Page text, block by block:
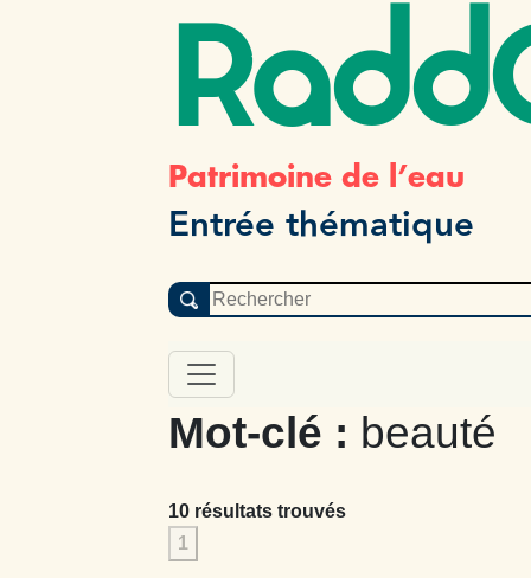
Patrimoine de l’eau
Entrée thématique
Mot-clé : beauté
10 résultats trouvés
1